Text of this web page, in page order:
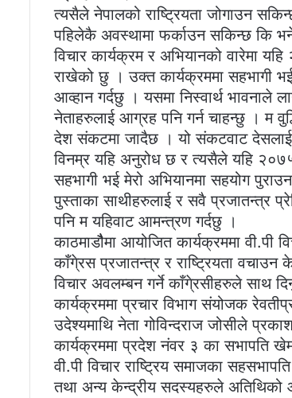
त्यसैले नेपालको राष्ट्रियता जोगाउन
पहिलेकै अवस्थामा फर्काउन सकिन्छ कि
विचार कार्यक्रम र अभियानको वारेमा
राखेको छु । उक्त कार्यक्रममा सहभागी
आव्हान गर्दछु । यसमा निस्वार्थ भावनाले
नेताहरुलाई आग्रह पनि गर्न चाहन्छु । म
देश संकटमा जादैछ । यो संकटवाट देसलाई
विनम्र यहि अनुरोध छ र त्यसैले यहि
सहभागी भई मेरो अभियानमा सहयोग
पुस्ताका साथीहरुलाई र सवै प्रजातन्त्र
पनि म यहिवाट आमन्त्रण गर्दछु ।
काठमाडौैमा आयोजित कार्यक्रममा वी.पी
काँगे्रस प्रजातन्त्र र राष्ट्रियता वचाउन
विचार अवलम्बन गर्ने काँगे्रसीहरुले साथ
कार्यक्रममा प्रचार विभाग संयोजक
उदेश्यमाथि नेता गोविन्दराज जोसीले
कार्यक्रममा प्रदेश नंवर ३ का सभापति
वी.पी विचार राष्ट्रिय समाजका
तथा अन्य केन्द्रीय सदस्यहरुले